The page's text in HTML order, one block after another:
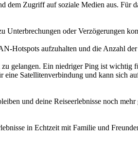
Zugriff auf soziale Medien aus. Für
oder Verzögerungen
Hotspots aufzuhalten und die Anzahl
gelangen. Ein niedriger Ping ist
Satellitenverbindung und kann sich
und deine Reiseerlebnisse noch
in Echtzeit mit Familie und